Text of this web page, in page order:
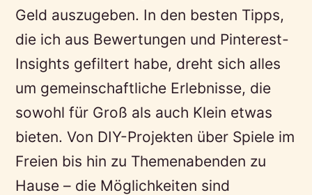
Geld auszugeben. In den besten Tipps,
die ich aus Bewertungen und Pinterest-
Insights gefiltert habe, dreht sich alles
um gemeinschaftliche Erlebnisse, die
sowohl für Groß als auch Klein etwas
bieten. Von DIY-Projekten über Spiele im
Freien bis hin zu Themenabenden zu
Hause – die Möglichkeiten sind